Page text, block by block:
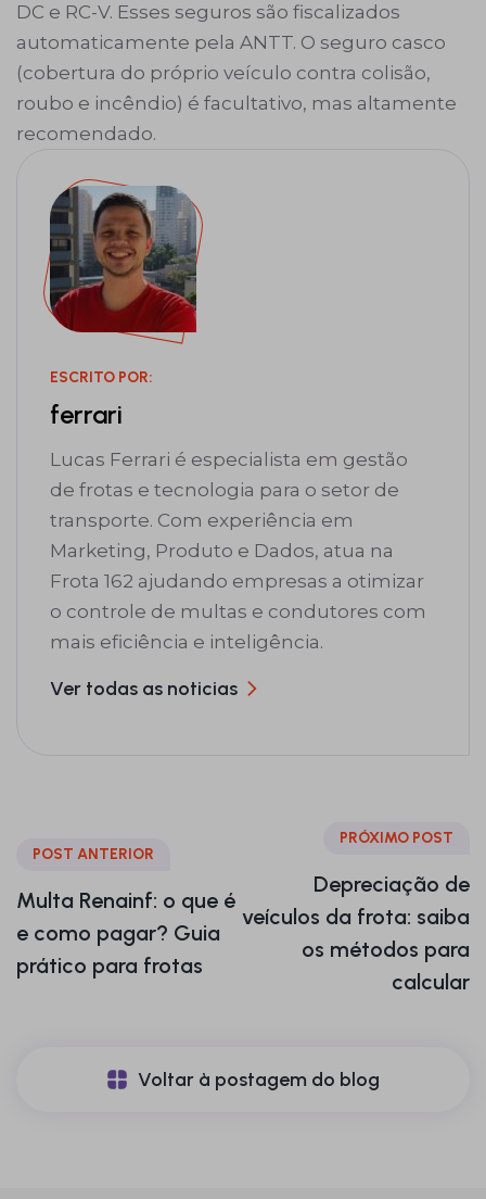
DC e RC-V. Esses seguros são fiscalizados
automaticamente pela ANTT. O seguro casco
(cobertura do próprio veículo contra colisão,
roubo e incêndio) é facultativo, mas altamente
recomendado.
ESCRITO POR:
ferrari
Lucas Ferrari é especialista em gestão
de frotas e tecnologia para o setor de
transporte. Com experiência em
Marketing, Produto e Dados, atua na
Frota 162 ajudando empresas a otimizar
o controle de multas e condutores com
mais eficiência e inteligência.
Ver todas as noticias
POST ANTERIOR
Multa Renainf: o que é
e como pagar? Guia
prático para frotas
PRÓXIMO POST
Depreciação de
veículos da frota: saiba
os métodos para
calcular
Voltar à postagem do blog